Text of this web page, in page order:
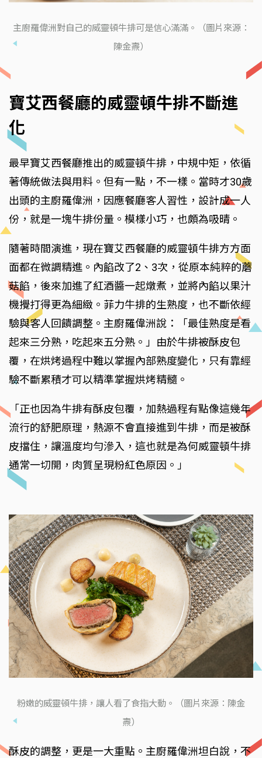
主廚羅偉洲對自己的威靈頓牛排可是信心滿滿。（圖片來源：
陳金燾）
寶艾西餐廳的威靈頓牛排不斷進
化
最早寶艾西餐廳推出的威靈頓牛排，中規中矩，依循
著傳統做法與用料。但有一點，不一樣。當時才30歲
出頭的主廚羅偉洲，因應餐廳客人習性，設計成一人
份，就是一塊牛排份量。模樣小巧，也頗為吸晴。
隨著時間演進，現在寶艾西餐廳的威靈頓牛排方方面
面都在微調精進。內餡改了2、3次，從原本純粹的蘑
菇餡，後來加進了紅酒醬一起燉煮，並將內餡以果汁
機攪打得更為細緻。菲力牛排的生熟度，也不斷依經
驗與客人回饋調整。主廚羅偉洲說：「最佳熟度是看
起來三分熟，吃起來五分熟。」由於牛排被酥皮包
覆，在烘烤過程中難以掌握內部熟度變化，只有靠經
驗不斷累積才可以精準掌握烘烤精髓。
「正也因為牛排有酥皮包覆，加熱過程有點像這幾年
流行的舒肥原理，熱源不會直接進到牛排，而是被酥
皮擋住，讓溫度均勻滲入，這也就是為何威靈頓牛排
通常一切開，肉質呈現粉紅色原因。」
粉嫩的威靈頓牛排，讓人看了食指大動。（圖片來源：陳金
燾）
酥皮的調整，更是一大重點。主廚羅偉洲坦白說，不